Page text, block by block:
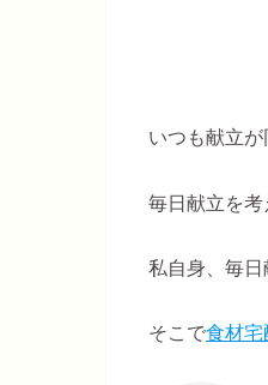
いつも献立が
毎日献立を考
私自身、毎日
そこで食材宅